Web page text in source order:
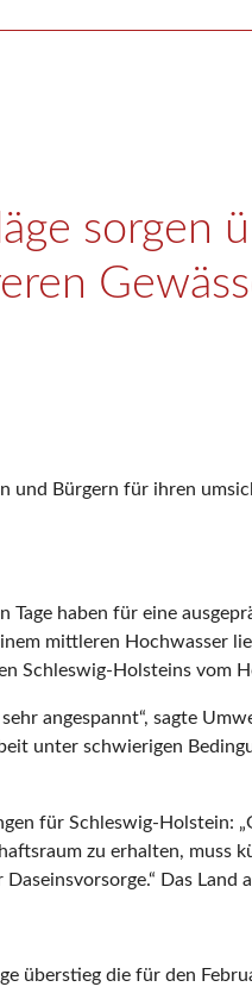
sorgen
und Bürgern für ihren
Tage haben für eine
mittleren Hochwasser
Schleswig-Holsteins vom
angespannt“, sagte
unter schwierigen
für Schleswig-Holstein:
zu erhalten,
Das
überstieg die für den